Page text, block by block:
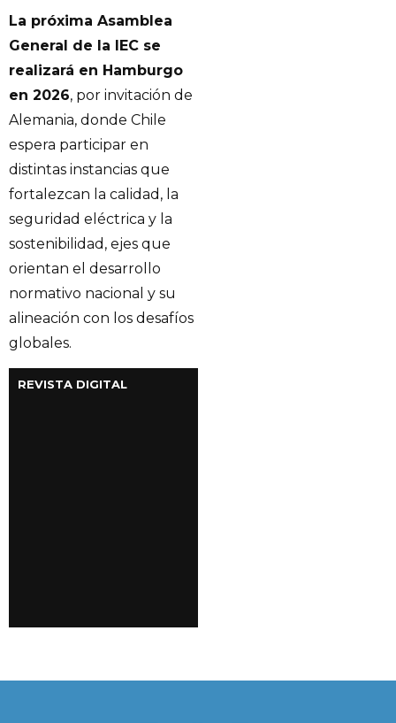
La próxima Asamblea
General de la IEC se
realizará en Hamburgo
en 2026, por invitación de
Alemania, donde Chile
espera participar en
distintas instancias que
fortalezcan la calidad, la
seguridad eléctrica y la
sostenibilidad, ejes que
orientan el desarrollo
normativo nacional y su
alineación con los desafíos
globales.
REVISTA DIGITAL